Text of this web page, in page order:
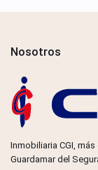
Nosotros
Inmobiliaria CGI,
Guardamar del